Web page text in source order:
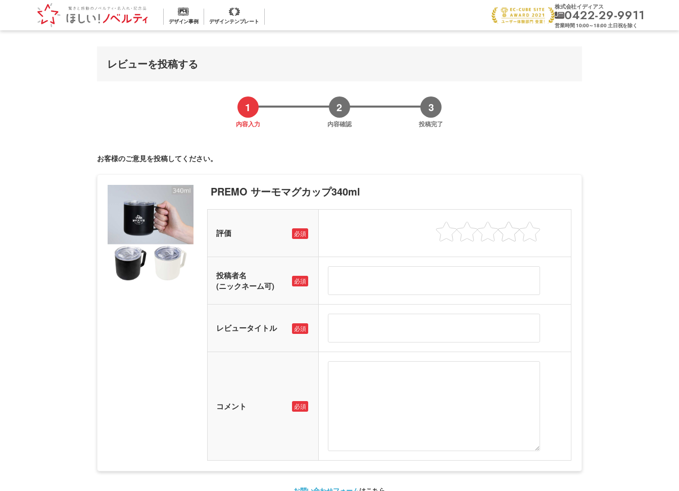
デザイン事例 デザインテンプレート
株式会社イディアス
0422-29-9911
営業時間10:00～18:00 土日祝を除く
レビューを投稿する
内容入力 内容確認 投稿完了
お客様のご意見を投稿してください。
PREMO サーモマグカップ340ml
評価 必須
投稿者名
(ニックネーム可)
必須
レビュータイトル 必須
コメント 必須